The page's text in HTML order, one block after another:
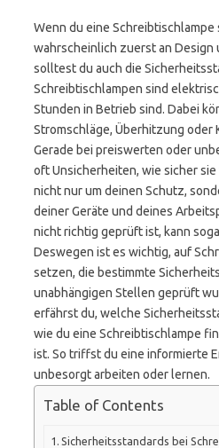
Wenn du eine Schreibtischlampe
wahrscheinlich zuerst an Design
solltest du auch die
Schreibtischlampen sind
Stunden in Betrieb sind. Dabei
Stromschläge, Überhitzung oder
Gerade bei preiswerten oder
oft Unsicherheiten, wie sicher
nicht nur um deinen Schutz,
deiner Geräte und deines
nicht richtig geprüft ist, kann
Deswegen ist es wichtig, auf
setzen, die bestimmte
unabhängigen Stellen geprüft
erfährst du, welche
wie du eine Schreibtischlampe
ist. So triffst du eine informierte
unbesorgt arbeiten oder lernen.
Table of Contents
Sicherheitsstandards bei